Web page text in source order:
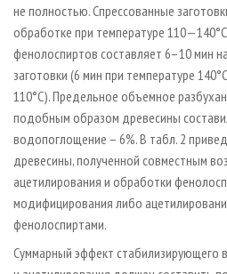
не полностью. Спрессованные
обработке при температуре
фенолоспиртов составляет 6–10 мин
заготовки (6 мин при температуре
110°С). Предельное объемное
подобным образом древесины
водопоглощение – 6%. В табл. 2
древесины, полученной совместным
ацетилирования и обработки
модифицирования либо
фенолоспиртами.
Суммарный эффект стабилизирующего